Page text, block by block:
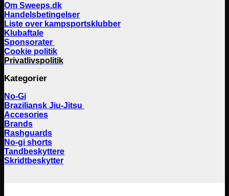
Om Sweeps.dk
Handelsbetingelser
Liste over kampsportsklubber
Klubaftale
Sponsorater
Cookie politik
Privatlivspolitik
Kategorier
No-Gi
Braziliansk Jiu-Jitsu
Accesories
Brands
Rashguards
No-gi shorts
Tandbeskyttere
Skridtbeskytter